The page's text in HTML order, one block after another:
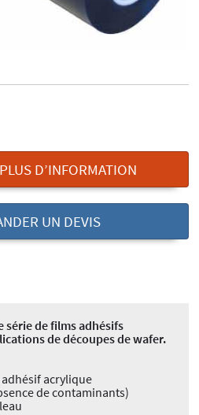
D’INFORMATION
UN DEVIS
de films adhésifs
de découpes de wafer.
adhésif acrylique
de contaminants)